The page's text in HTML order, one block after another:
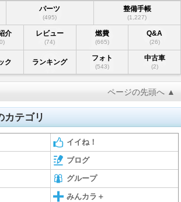
パーツ
(495)
整備手帳
(1,227)
介 レビュー
(74)
燃費
(665)
Q&A
(26)
ク ランキング フォト
(543)
中古車
(2)
ページの先頭へ ▲
カテゴリ
イイね！
ブログ
グループ
みんカラ＋